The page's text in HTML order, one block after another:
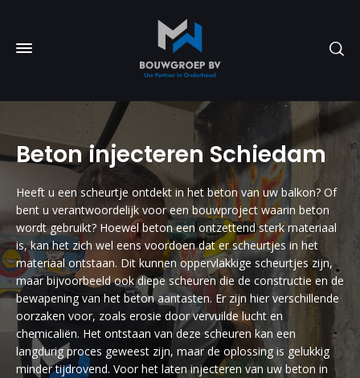
Beton injecteren Schiedam
Heeft u een scheurtje ontdekt in het beton van uw balkon? Of
bent u verantwoordelijk voor een bouwproject waarin beton
wordt gebruikt? Hoewel beton een ontzettend sterk materiaal
is, kan het zich wel eens voordoen dat er scheurtjes in het
materiaal ontstaan. Dit kunnen oppervlakkige scheurtjes zijn,
maar bijvoorbeeld ook diepe scheuren die de constructie en de
bewapening van het beton aantasten. Er zijn hier verschillende
oorzaken voor, zoals erosie door vervuilde lucht en
chemicaliën. Het ontstaan van deze scheuren kan een
langdurig proces geweest zijn, maar de oplossing is gelukkig
minder tijdrovend. Voor het laten injecteren van uw beton in